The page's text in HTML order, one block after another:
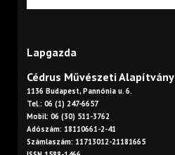
Lapgazda
Cédrus Művészeti Alapítvány
1136 Budapest, Pannónia u. 6.
Tel.: 06 (1) 247-6657
Mobil: 06 (30) 511-3762
Adószám: 18110661-2-41
Számlaszám: 11713012-21181665